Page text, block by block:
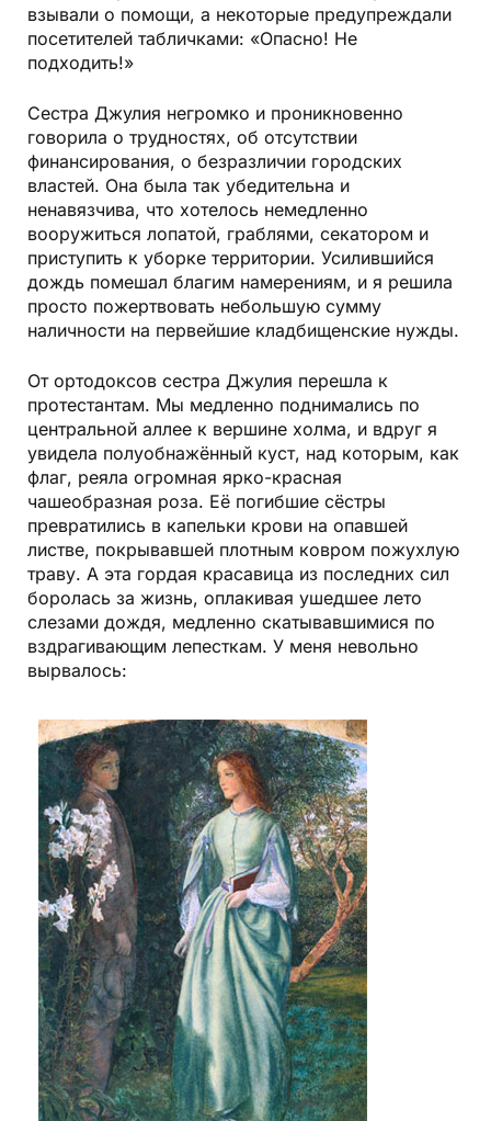
взывали о помощи, а некоторые предупреждали
посетителей табличками: «Опасно! Не
подходить!»
Сестра Джулия негромко и проникновенно
говорила о трудностях, об отсутствии
финансирования, о безразличии городских
властей. Она была так убедительна и
ненавязчива, что хотелось немедленно
вооружиться лопатой, граблями, секатором и
приступить к уборке территории. Усилившийся
дождь помешал благим намерениям, и я решила
просто пожертвовать небольшую сумму
наличности на первейшие кладбищенские нужды.
От ортодоксов сестра Джулия перешла к
протестантам. Мы медленно поднимались по
центральной аллее к вершине холма, и вдруг я
увидела полуобнажённый куст, над которым, как
флаг, реяла огромная ярко-красная
чашеобразная роза. Её погибшие сёстры
превратились в капельки крови на опавшей
листве, покрывавшей плотным ковром пожухлую
траву. А эта гордая красавица из последних сил
боролась за жизнь, оплакивая ушедшее лето
слезами дождя, медленно скатывавшимися по
вздрагивающим лепесткам. У меня невольно
вырвалось: